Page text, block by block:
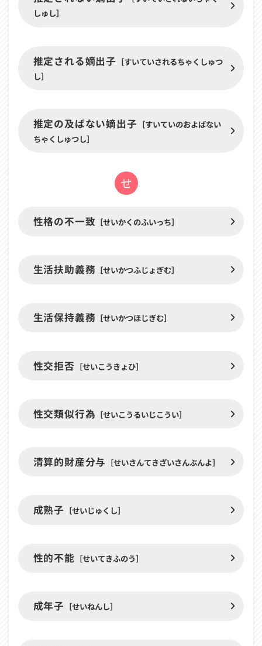
しゅし］
推定される嫡出子 ［すいていされるちゃくしゅつ
し］
推定の及ばない嫡出子 ［すいていのおよばない
ちゃくしゅつし］
「せ」
性格の不一致 ［せいかくのふいっち］
生活扶助義務 ［せいかつふじょぎむ］
生活保持義務 ［せいかつほじぎむ］
性交拒否 ［せいこうきょひ］
性交類似行為 ［せいこうるいじこうい］
清算的財産分与 ［せいさんてきざいさんぶんよ］
成熟子 ［せいじゅくし］
性的不能 ［せいてきふのう］
成年子 ［せいねんし］
せ